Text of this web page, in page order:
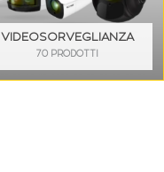
VIDEOSORVEGLIANZA
70 PRODOTTI